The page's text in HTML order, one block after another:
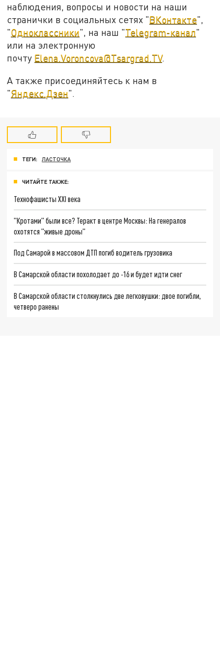
наблюдения, вопросы и новости на наши
странички в социальных сетях "ВКонтакте",
"Одноклассники", на наш "Telegram-канал"
или на электронную
почту Elena.Voroncova@Tsargrad.TV.
А также присоединяйтесь к нам в
"Яндекс.Дзен".
ТЕГИ: ЛАСТОЧКА
ЧИТАЙТЕ ТАКЖЕ:
Технофашисты XXI века
"Кротами" были все? Теракт в центре Москвы: На генералов
охотятся "живые дроны"
Под Самарой в массовом ДТП погиб водитель грузовика
В Самарской области похолодает до -16 и будет идти снег
В Самарской области столкнулись две легковушки: двое погибли,
четверо ранены